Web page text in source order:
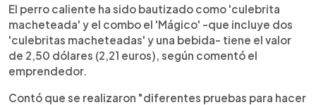
El perro caliente ha sido bautizado como 'culebrita
macheteada' y el combo el 'Mágico' -que incluye dos
'culebritas macheteadas' y una bebida- tiene el valor
de 2,50 dólares (2,21 euros), según comentó el
emprendedor.
Contó que se realizaron "diferentes pruebas para hacer